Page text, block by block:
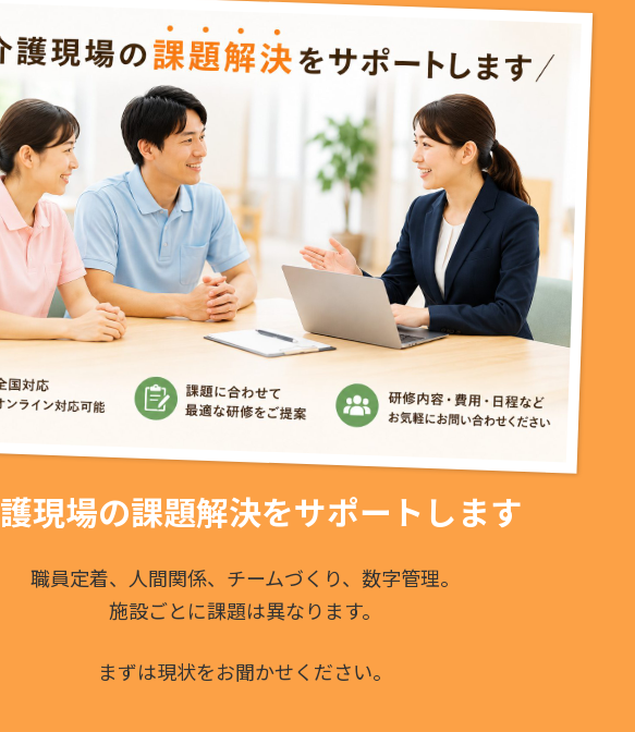
現場の課題解決をサポートします
職員定着、人間関係、チームづくり、数字管理。
施設ごとに課題は異なります。
まずは現状をお聞かせください。